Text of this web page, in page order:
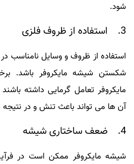
شود.
3. استفاده از ظروف فلزی
استفاده از ظروف و وسایل نامناسب
شکستن شیشه مایکروفر باشد.
مایکروفر تعامل گرمایی داشته
آن ها می‌ تواند باعث تنش و در
4. ضعف ساختاری شیشه
شیشه مایکروفر ممکن است در